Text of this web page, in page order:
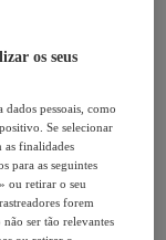
os seus
dados pessoais, como
Se selecionar
as finalidades
para as seguintes
ou retirar o seu
forem
ser tão relevantes